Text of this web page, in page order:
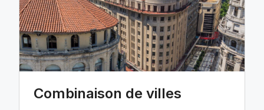
Combinaison de villes